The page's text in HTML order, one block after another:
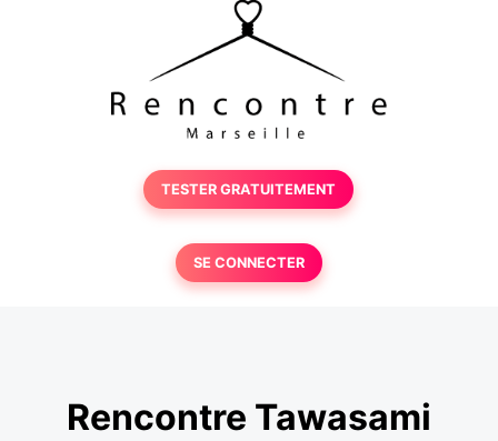
TESTER GRATUITEMENT
SE CONNECTER
Rencontre Tawasami